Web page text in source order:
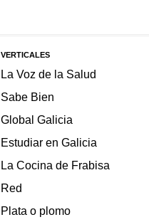
VERTICALES
La Voz de la Salud
Sabe Bien
Global Galicia
Estudiar en Galicia
La Cocina de Frabisa
Red
Plata o plomo